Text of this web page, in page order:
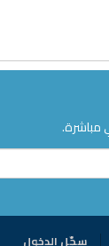
مباشرة.
سجّل الدخول